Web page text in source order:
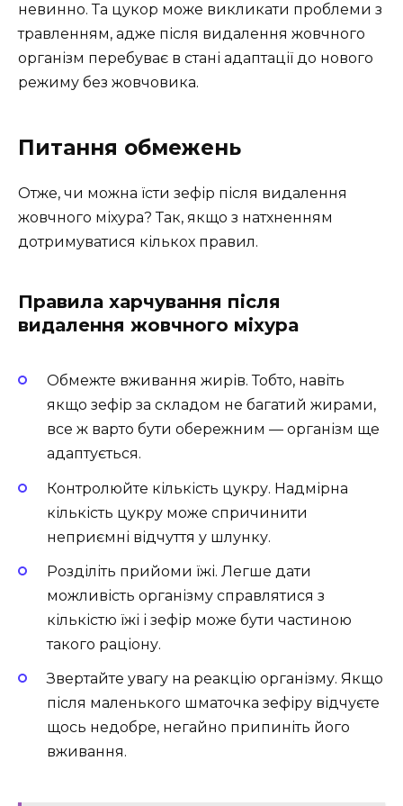
невинно. Та цукор може викликати проблеми з
травленням, адже після видалення жовчного
організм перебуває в стані адаптації до нового
режиму без жовчовика.
Питання обмежень
Отже, чи можна їсти зефір після видалення
жовчного міхура? Так, якщо з натхненням
дотримуватися кількох правил.
Правила харчування після
видалення жовчного міхура
Обмежте вживання жирів. Тобто, навіть
якщо зефір за складом не багатий жирами,
все ж варто бути обережним — організм ще
адаптується.
Контролюйте кількість цукру. Надмірна
кількість цукру може спричинити
неприємні відчуття у шлунку.
Розділіть прийоми їжі. Легше дати
можливість організму справлятися з
кількістю їжі і зефір може бути частиною
такого раціону.
Звертайте увагу на реакцію організму. Якщо
після маленького шматочка зефіру відчуєте
щось недобре, негайно припиніть його
вживання.